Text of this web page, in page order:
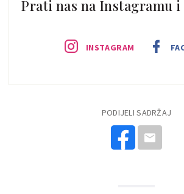
Prati nas na Instagramu i
INSTAGRAM
PODIJELI SADRŽAJ